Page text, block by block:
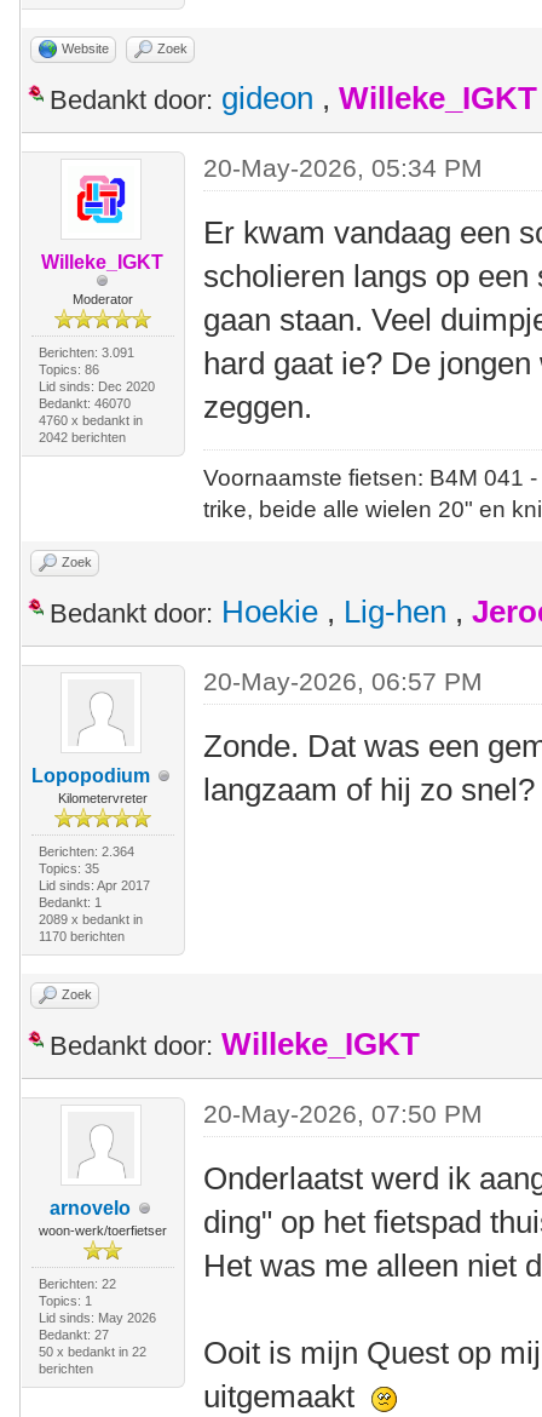
Website Zoek
Bedankt door: gideon , Willeke_IGKT
Willeke_IGKT
Moderator
Berichten: 3.091
Topics: 86
Lid sinds: Dec 2020
Bedankt: 46070
4760 x bedankt in
2042 berichten
20-May-2026, 05:34 PM
Er kwam vandaag een
scholieren langs op
gaan staan. Veel
hard gaat ie? De
zeggen.
Voornaamste fietsen: B4M
trike, beide alle wielen 20" en
Zoek
Bedankt door: Hoekie , Lig-hen ,
Lopopodium
Kilometervreter
Berichten: 2.364
Topics: 35
Lid sinds: Apr 2017
Bedankt: 1
2089 x bedankt in
1170 berichten
20-May-2026, 06:57 PM
Zonde. Dat was een
langzaam of hij zo snel?
Zoek
Bedankt door: Willeke_IGKT
arnovelo
woon-werk/toerfietser
Berichten: 22
Topics: 1
Lid sinds: May 2026
Bedankt: 27
50 x bedankt in 22
berichten
20-May-2026, 07:50 PM
Onderlaatst werd ik
ding" op het fietspad
Het was me alleen niet
Ooit is mijn Quest op
uitgemaakt